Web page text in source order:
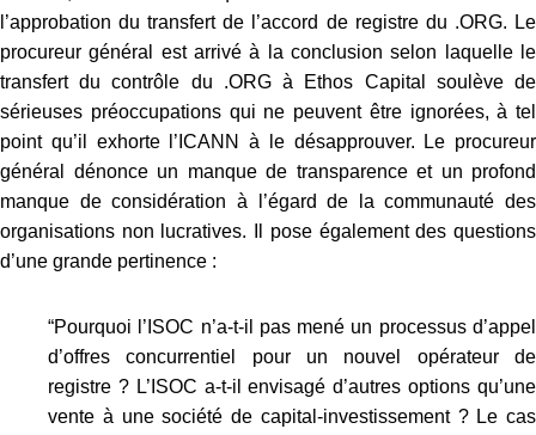
l’approbation du transfert de l’accord de registre du .ORG. Le
procureur général est arrivé à la conclusion selon laquelle le
transfert du contrôle du .ORG à Ethos Capital soulève de
sérieuses préoccupations qui ne peuvent être ignorées, à tel
point qu’il exhorte l’ICANN à le désapprouver. Le procureur
général dénonce un manque de transparence et un profond
manque de considération à l’égard de la communauté des
organisations non lucratives. Il pose également des questions
d’une grande pertinence :
“Pourquoi l’ISOC n’a-t-il pas mené un processus d’appel
d’offres concurrentiel pour un nouvel opérateur de
registre ? L’ISOC a-t-il envisagé d’autres options qu’une
vente à une société de capital-investissement ? Le cas